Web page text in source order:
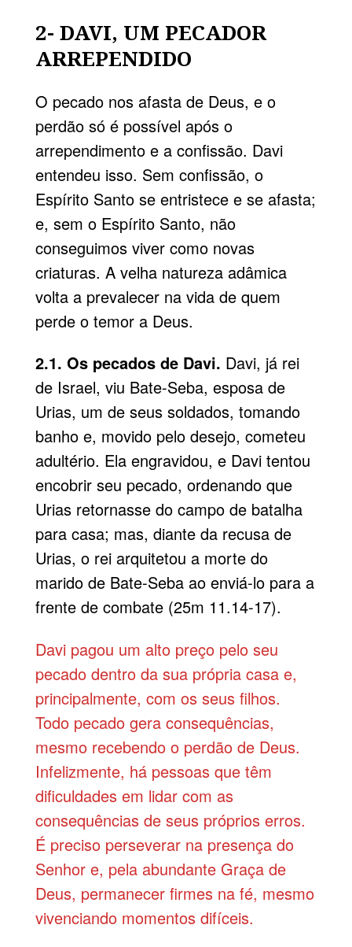
2- DAVI, UM PECADOR
ARREPENDIDO
O pecado nos afasta de Deus, e o
perdão só é possível após o
arrependimento e a confissão. Davi
entendeu isso. Sem confissão, o
Espírito Santo se entristece e se afasta;
e, sem o Espírito Santo, não
conseguimos viver como novas
criaturas. A velha natureza adâmica
volta a prevalecer na vida de quem
perde o temor a Deus.
2.1. Os pecados de Davi. Davi, já rei
de Israel, viu Bate-Seba, esposa de
Urias, um de seus soldados, tomando
banho e, movido pelo desejo, cometeu
adultério. Ela engravidou, e Davi tentou
encobrir seu pecado, ordenando que
Urias retornasse do campo de batalha
para casa; mas, diante da recusa de
Urias, o rei arquitetou a morte do
marido de Bate-Seba ao enviá-lo para a
frente de combate (25m 11.14-17).
Davi pagou um alto preço pelo seu
pecado dentro da sua própria casa e,
principalmente, com os seus filhos.
Todo pecado gera consequências,
mesmo recebendo o perdão de Deus.
Infelizmente, há pessoas que têm
dificuldades em lidar com as
consequências de seus próprios erros.
É preciso perseverar na presença do
Senhor e, pela abundante Graça de
Deus, permanecer firmes na fé, mesmo
vivenciando momentos difíceis.